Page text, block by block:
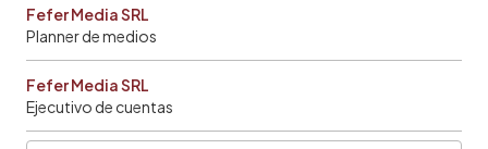
Fefer Media SRL
Planner de medios
Fefer Media SRL
Ejecutivo de cuentas